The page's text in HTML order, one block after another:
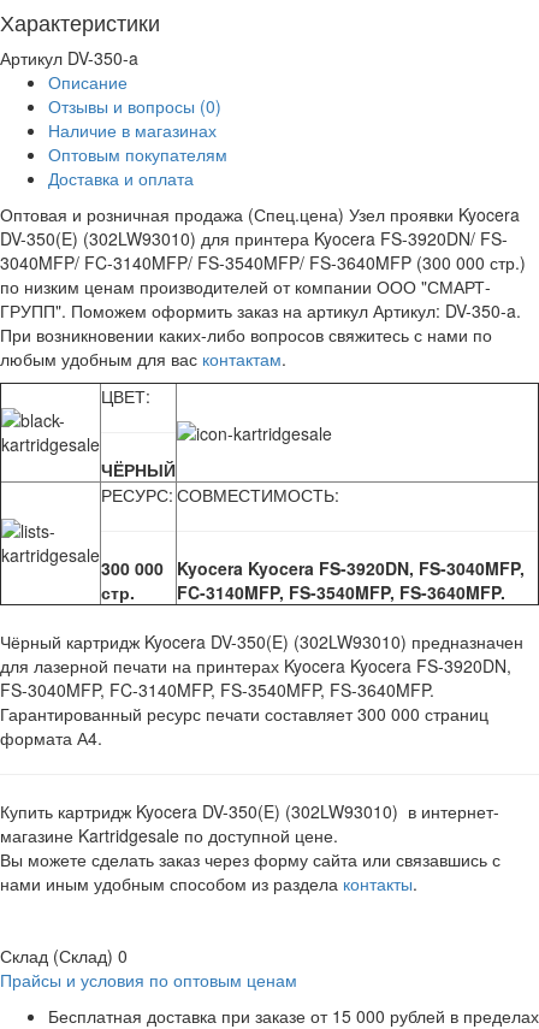
Характеристики
Артикул DV-350-a
Описание
Отзывы и вопросы (0)
Наличие в магазинах
Оптовым покупателям
Доставка и оплата
Оптовая и розничная продажа (Спец.цена) Узел проявки Kyocera
DV-350(E) (302LW93010) для принтера Kyocera FS-3920DN/ FS-
3040MFP/ FC-3140MFP/ FS-3540MFP/ FS-3640MFP (300 000 стр.)
по низким ценам производителей от компании ООО "СМАРТ-
ГРУПП". Поможем оформить заказ на артикул Артикул: DV-350-a.
При возникновении каких-либо вопросов свяжитесь с нами по
любым удобным для вас контактам.
ЦВЕТ:
ЧЁРНЫЙ
РЕСУРС:
300 000
стр.
СОВМЕСТИМОСТЬ:
Kyocera Kyocera FS-3920DN, FS-3040MFP,
FC-3140MFP, FS-3540MFP, FS-3640MFP.
Чёрный картридж Kyocera DV-350(E) (302LW93010) предназначен
для лазерной печати на принтерах Kyocera Kyocera FS-3920DN,
FS-3040MFP, FC-3140MFP, FS-3540MFP, FS-3640MFP.
Гарантированный ресурс печати составляет 300 000 страниц
формата А4.
Купить картридж Kyocera DV-350(E) (302LW93010) в интернет-
магазине Kartridgesale по доступной цене.
Вы можете сделать заказ через форму сайта или связавшись с
нами иным удобным способом из раздела контакты.
Склад (Склад) 0
Прайсы и условия по оптовым ценам
Бесплатная доставка при заказе от 15 000 рублей в пределах